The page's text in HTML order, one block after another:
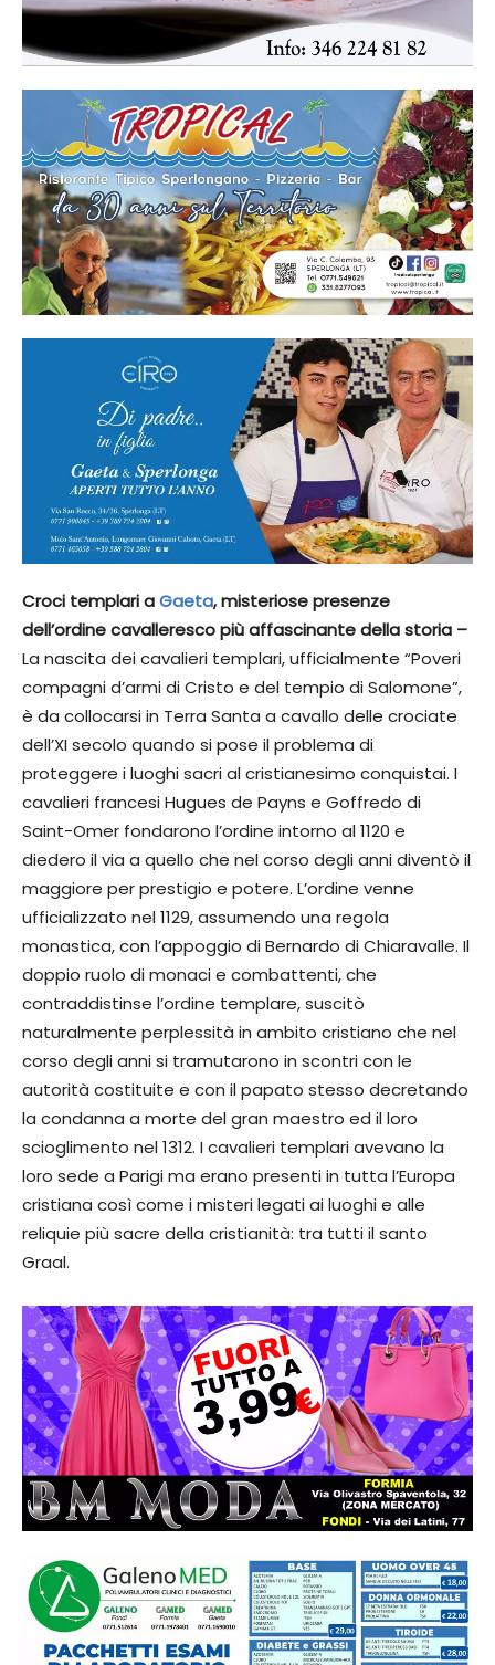
Croci templari aGaeta, misteriose presenze
dell’ordine cavalleresco più affascinante della storia –
La nascita dei cavalieri templari, ufficialmente “Poveri
compagni d’armi di Cristo e del tempio di Salomone”,
è da collocarsi in Terra Santa a cavallo delle crociate
dell’XI secolo quando si pose il problema di
proteggere i luoghi sacri al cristianesimo conquistai. I
cavalieri francesi Hugues de Payns e Goffredo di
Saint-Omer fondarono l’ordine intorno al 1120 e
diedero il via a quello che nel corso degli anni diventò il
maggiore per prestigio e potere. L’ordine venne
ufficializzato nel 1129, assumendo una regola
monastica, con l’appoggio di Bernardo di Chiaravalle. Il
doppio ruolo di monaci e combattenti, che
contraddistinse l’ordine templare, suscitò
naturalmente perplessità in ambito cristiano che nel
corso degli anni si tramutarono in scontri con le
autorità costituite e con il papato stesso decretando
la condanna a morte del gran maestro ed il loro
scioglimento nel 1312. I cavalieri templari avevano la
loro sede a Parigi ma erano presenti in tutta l’Europa
cristiana così come i misteri legati ai luoghi e alle
reliquie più sacre della cristianità: tra tutti il santo
Graal.